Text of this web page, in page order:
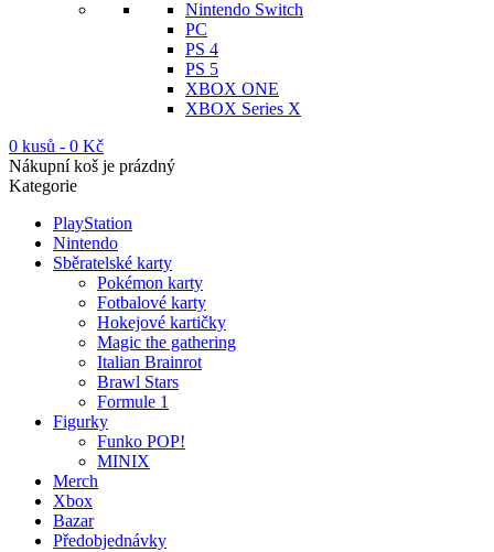
Nintendo Switch
PC
PS 4
PS 5
XBOX ONE
XBOX Series X
0 kusů - 0 Kč
Nákupní koš je prázdný
Kategorie
PlayStation
Nintendo
Sběratelské karty
Pokémon karty
Fotbalové karty
Hokejové kartičky
Magic the gathering
Italian Brainrot
Brawl Stars
Formule 1
Figurky
Funko POP!
MINIX
Merch
Xbox
Bazar
Předobjednávky